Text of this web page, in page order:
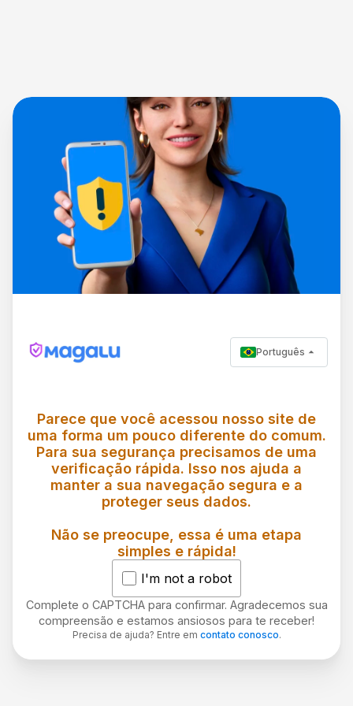
Português
Parece que você acessou nosso site de
uma forma um pouco diferente do comum.
Para sua segurança precisamos de uma
verificação rápida. Isso nos ajuda a
manter a sua navegação segura e a
proteger seus dados.
Não se preocupe, essa é uma etapa
simples e rápida!
I'm not a robot
Complete o CAPTCHA para confirmar. Agradecemos sua
compreensão e estamos ansiosos para te receber!
Precisa de ajuda? Entre em contato conosco.